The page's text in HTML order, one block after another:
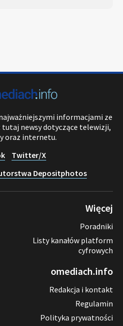
informacjami ze
tutaj newsy dotyczące telewizji,
oraz internetu.
Twitter/X
Depositphotos
Więcej
Poradniki
Listy kanałów platform
cyfrowych
omediach.info
Redakcja i kontakt
Regulamin
Polityka prywatności